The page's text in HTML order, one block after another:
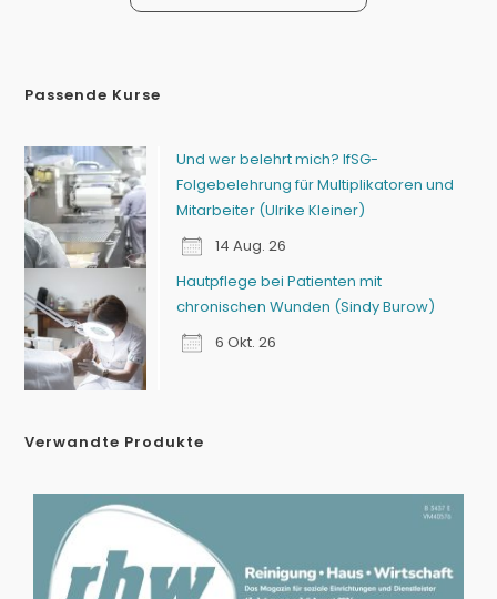
Passende Kurse
Und wer belehrt mich? IfSG-
Folgebelehrung für Multiplikatoren und
Mitarbeiter (Ulrike Kleiner)
14 Aug. 26
Hautpflege bei Patienten mit
chronischen Wunden (Sindy Burow)
6 Okt. 26
Verwandte Produkte